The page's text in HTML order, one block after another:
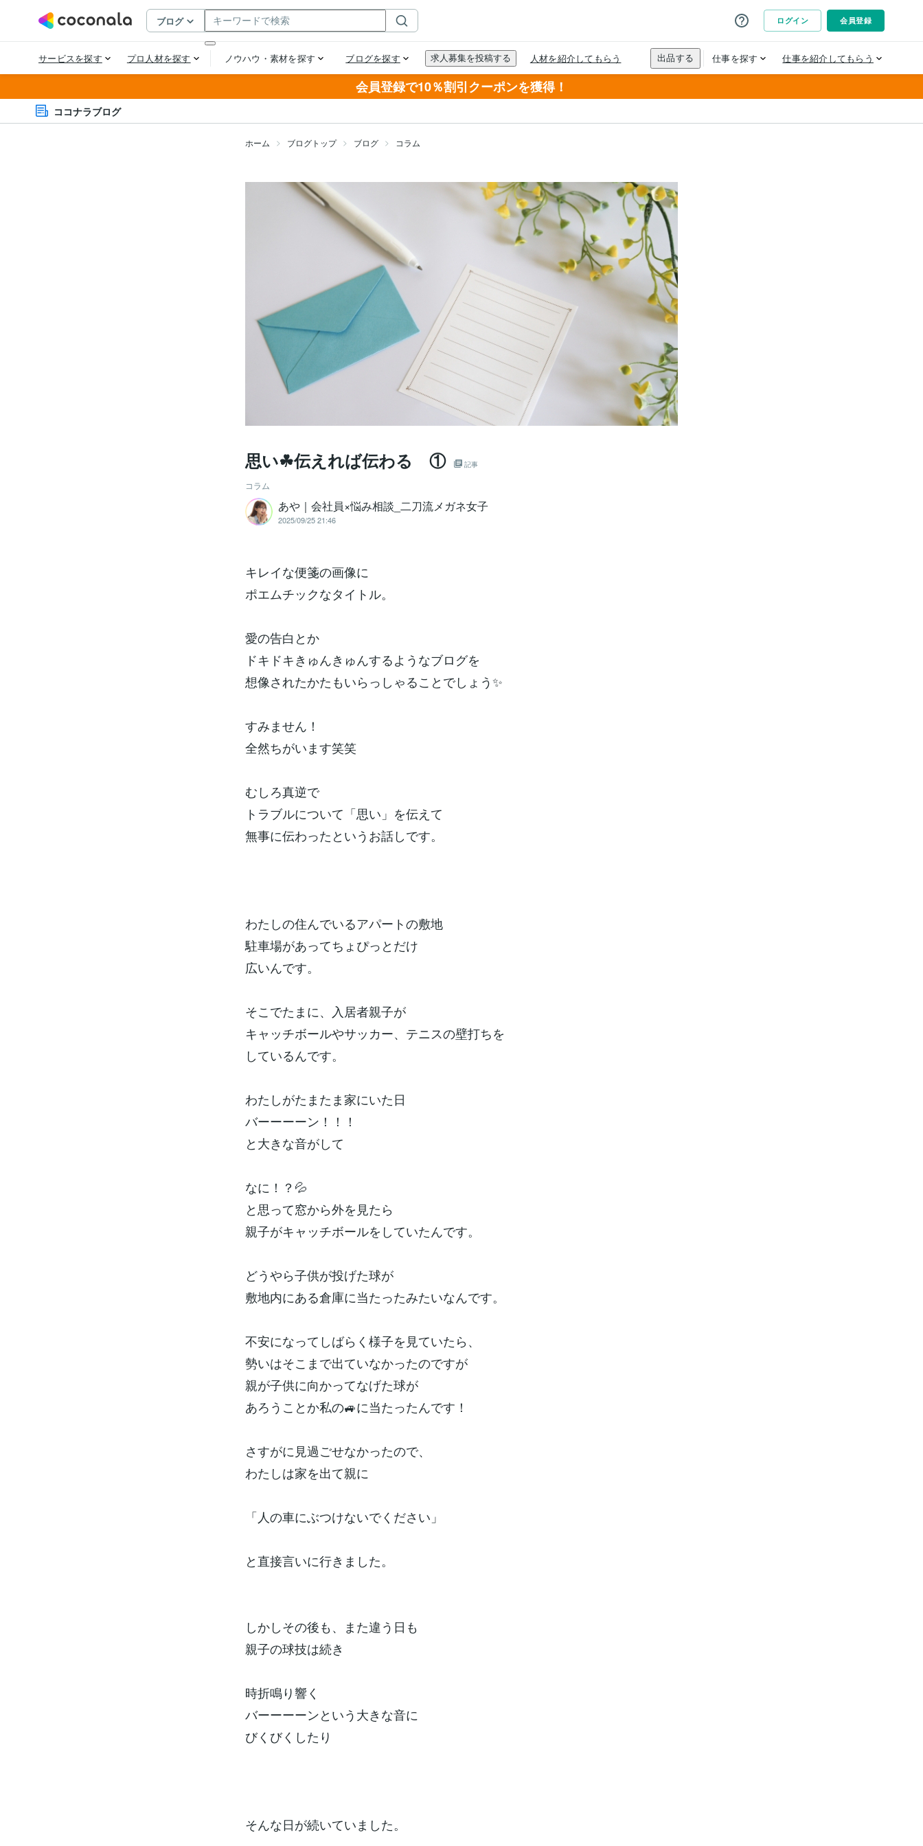
会員登録で10％割引クーポンを獲得！
ココナラブログ
ホーム ブログトップ ブログ コラム
思い☘伝えれば伝わる ① 記事
コラム
あや｜会社員×悩み相談_二刀流メガネ女子
2025/09/25 21:46
キレイな便箋の画像に
ポエムチックなタイトル。
愛の告白とか
ドキドキきゅんきゅんするようなブログを
想像されたかたもいらっしゃることでしょう✨
すみません！
全然ちがいます笑笑
むしろ真逆で
トラブルについて「思い」を伝えて
無事に伝わったというお話しです。
わたしの住んでいるアパートの敷地
駐車場があってちょぴっとだけ
広いんです。
そこでたまに、入居者親子が
キャッチボールやサッカー、テニスの壁打ちを
しているんです。
わたしがたまたま家にいた日
バーーーーン！！！
と大きな音がして
なに！？💦
と思って窓から外を見たら
親子がキャッチボールをしていたんです。
どうやら子供が投げた球が
敷地内にある倉庫に当たったみたいなんです。
不安になってしばらく様子を見ていたら、
勢いはそこまで出ていなかったのですが
親が子供に向かってなげた球が
あろうことか私の🚙に当たったんです！
さすがに見過ごせなかったので、
わたしは家を出て親に
「人の車にぶつけないでください」
と直接言いに行きました。
しかしその後も、また違う日も
親子の球技は続き
時折鳴り響く
バーーーーンという大きな音に
びくびくしたり
そんな日が続いていました。